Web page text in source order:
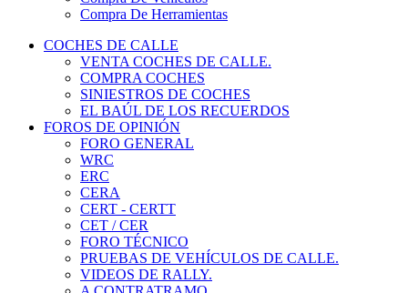
COCHES DE CALLE
VENTA COCHES DE CALLE.
COMPRA COCHES
SINIESTROS DE COCHES
EL BAÚL DE LOS RECUERDOS
FOROS DE OPINIÓN
FORO GENERAL
WRC
ERC
CERA
CERT - CERTT
CET / CER
FORO TÉCNICO
PRUEBAS DE VEHÍCULOS DE CALLE.
VIDEOS DE RALLY.
A CONTRATRAMO
TIENDA ONLINE